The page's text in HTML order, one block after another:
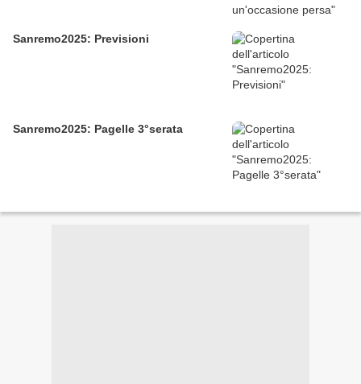
Sanremo2025: Previsioni
Sanremo2025: Pagelle 3°serata